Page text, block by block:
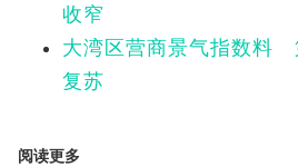
收窄
大湾区营商景气指数料
复苏
阅读更多